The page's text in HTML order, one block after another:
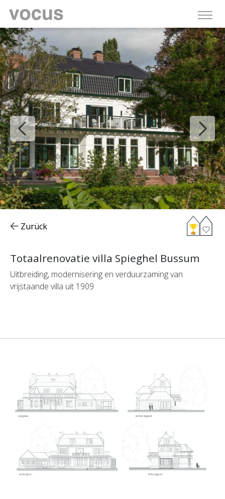
Totaalrenovatie villa Spieghel Bussum
Uitbreiding, modernisering en verduurzaming van
vrijstaande villa uit 1909
Zurück